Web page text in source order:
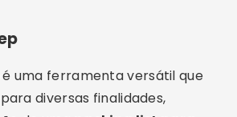
uma ferramenta versátil que
diversas finalidades,